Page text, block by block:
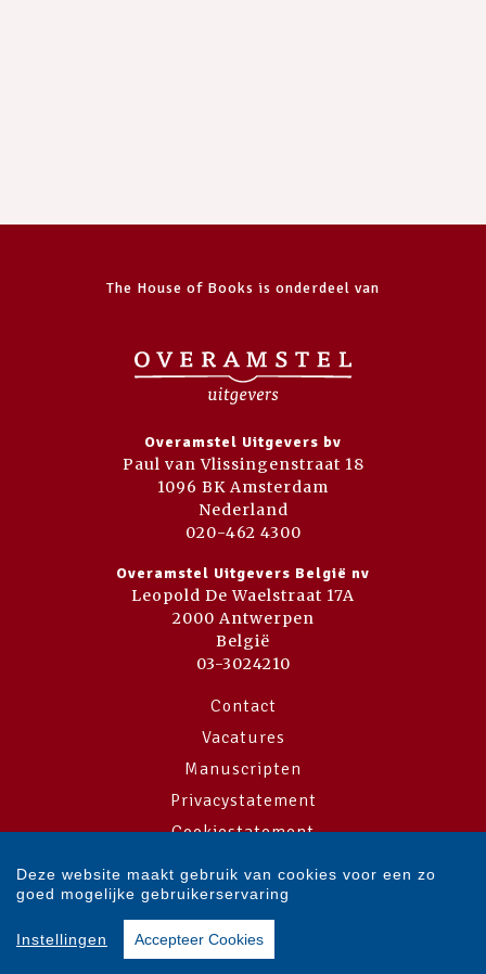
The House of Books is onderdeel van
Overamstel Uitgevers bv
Paul van Vlissingenstraat 18
1096 BK Amsterdam
Nederland
020-462 4300
Overamstel Uitgevers België nv
Leopold De Waelstraat 17A
2000 Antwerpen
België
03-3024210
Contact
Vacatures
Manuscripten
Privacystatement
Cookiestatement
Cookie-instellingen
Copyright © 2007-2026 Overamstel Uitgevers - Alle rechten voorbehouden
- Ontwerp door
Deze website maakt gebruik van cookies voor een zo
goed mogelijke gebruikerservaring
Instellingen Accepteer Cookies